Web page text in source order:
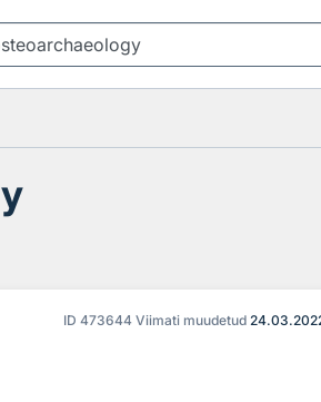
ID 473644 Viimati muudetud